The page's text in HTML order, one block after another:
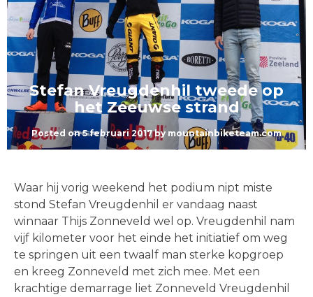
Stefan Vreugdenhil tweede op
het Zeeuwse strand
Posted on5 februari 2017by mountainbiketeam.com
Waar hij vorig weekend het podium nipt miste
stond Stefan Vreugdenhil er vandaag naast
winnaar Thijs Zonneveld wel op. Vreugdenhil nam
vijf kilometer voor het einde het initiatief om weg
te springen uit een twaalf man sterke kopgroep
en kreeg Zonneveld met zich mee. Met een
krachtige demarrage liet Zonneveld Vreugdenhil